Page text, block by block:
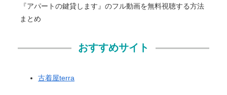
『アパートの鍵貸します』のフル動画を無料視聴する方法
まとめ
おすすめサイト
古着屋terra